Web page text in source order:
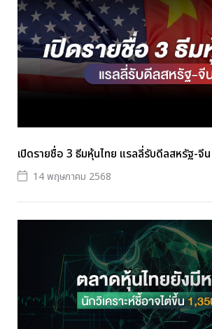
เปิดรายชื่อ 3 ธีมหุ้นไทย แรลลี่รับดีลสหรัฐ-จีน
14 พฤษภาคม 2568